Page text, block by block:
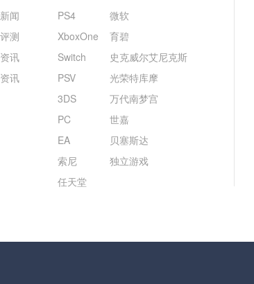
闻
测
讯
讯
PS4
XboxOne
Switch
PSV
3DS
PC
EA
索尼
任天堂
微软
育碧
史克威尔艾尼克斯
光荣特库摩
万代南梦宫
世嘉
贝塞斯达
独立游戏